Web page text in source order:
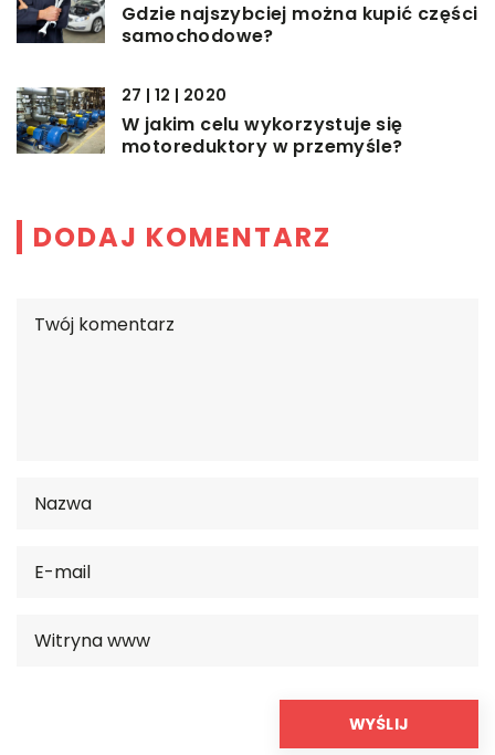
Gdzie najszybciej można kupić części
samochodowe?
27 | 12 | 2020
W jakim celu wykorzystuje się
motoreduktory w przemyśle?
DODAJ KOMENTARZ